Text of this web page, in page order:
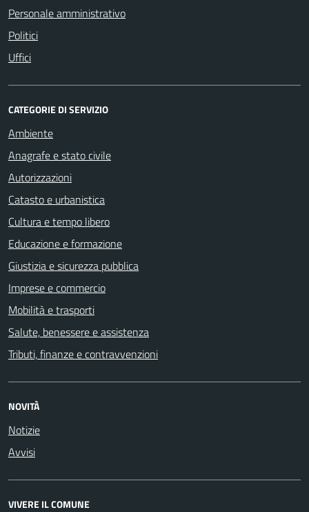
Personale amministrativo
Politici
Uffici
CATEGORIE DI SERVIZIO
Ambiente
Anagrafe e stato civile
Autorizzazioni
Catasto e urbanistica
Cultura e tempo libero
Educazione e formazione
Giustizia e sicurezza pubblica
Imprese e commercio
Mobilità e trasporti
Salute, benessere e assistenza
Tributi, finanze e contravvenzioni
NOVITÀ
Notizie
Avvisi
VIVERE IL COMUNE